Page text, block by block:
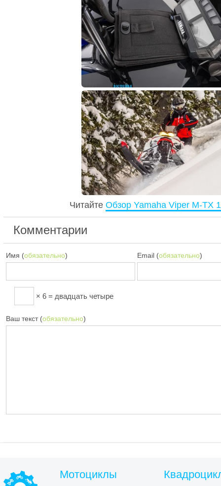
Читайте Обзор Yamaha Viper M-TX
Комментарии
Имя (обязательно) Email (обязательно)
× 6 = двадцать четыре
Ваш текст (обязательно)
Мотоциклы